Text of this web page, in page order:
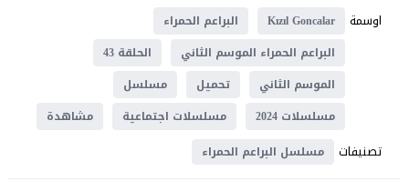
اوسمة
Kızıl Goncalar
البراعم الحمراء
البراعم الحمراء الموسم الثاني
الحلقة 43
الموسم الثاني
تحميل
مسلسل
مسلسلات 2024
مسلسلات اجتماعية مشاهدة
تصنيفات مسلسل البراعم الحمراء